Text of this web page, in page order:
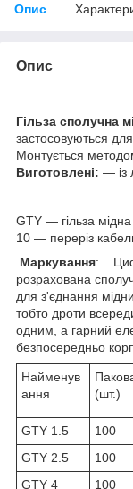
Опис
Опис
Гільза сполучна
застосовуються для
Монтується
Виготовлені: — із
GTY — гільза
10 — переріз
Маркування:
розрахована
для з'єднання
тобто дроти
одним, а гарний
безпосередньо
Найменув
ання
(шт.)
GTY 1.5
100
GTY 2.5
100
GTY 4
100